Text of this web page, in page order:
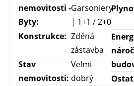
nemovitosti -
Byty:
Garsoniery
| 1+1 / 2+0
Konstrukce: Zděná
zástavba
Stav
nemovitosti:
Velmi
dobrý